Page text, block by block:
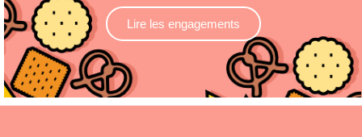
Lire les engagements